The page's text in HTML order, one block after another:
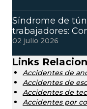
Síndrome de
trabajadores:
02 julio 2026
Links
Accidentes de
Accidentes de
Accidentes de
Accidentes por